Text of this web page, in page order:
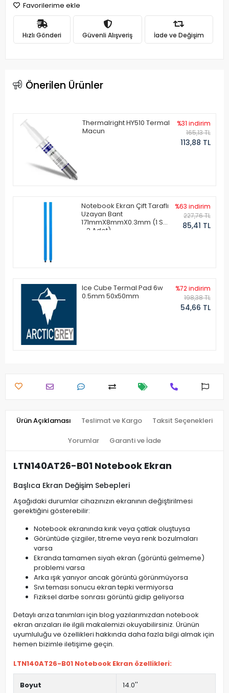
Favorilerime ekle
Hızlı Gönderi Güvenli Alışveriş İade ve Değişim
Önerilen Ürünler
Thermalright HY510 Termal
Macun
%31 indirim
165,13 TL
113,88 TL
Notebook Ekran Çift Taraflı
Uzayan Bant
171mmX8mmX0.3mm (1 Set
- 2 Adet)
%63 indirim
227,76 TL
85,41 TL
Ice Cube Termal Pad 6w
0.5mm 50x50mm
%72 indirim
198,38 TL
54,66 TL
Ürün Açıklaması Teslimat ve Kargo Taksit Seçenekleri
Yorumlar Garanti ve İade
LTN140AT26-B01 Notebook Ekran
Başlıca Ekran Değişim Sebepleri
Aşağıdaki durumlar cihazınızın ekranının değiştirilmesi
gerektiğini gösterebilir:
Notebook ekranında kırık veya çatlak oluştuysa
Görüntüde çizgiler, titreme veya renk bozulmaları
varsa
Ekranda tamamen siyah ekran (görüntü gelmeme)
problemi varsa
Arka ışık yanıyor ancak görüntü görünmüyorsa
Sıvı teması sonucu ekran tepki vermiyorsa
Fiziksel darbe sonrası görüntü gidip geliyorsa
Detaylı arıza tanımları için blog yazılarımızdan notebook
ekran arızaları ile ilgili makalemizi okuyabilirsiniz. Ürünün
uyumluluğu ve özellikleri hakkında daha fazla bilgi almak için
hemen bizimle iletişime geçin.
LTN140AT26-B01 Notebook Ekran özellikleri:
Boyut 14.0''